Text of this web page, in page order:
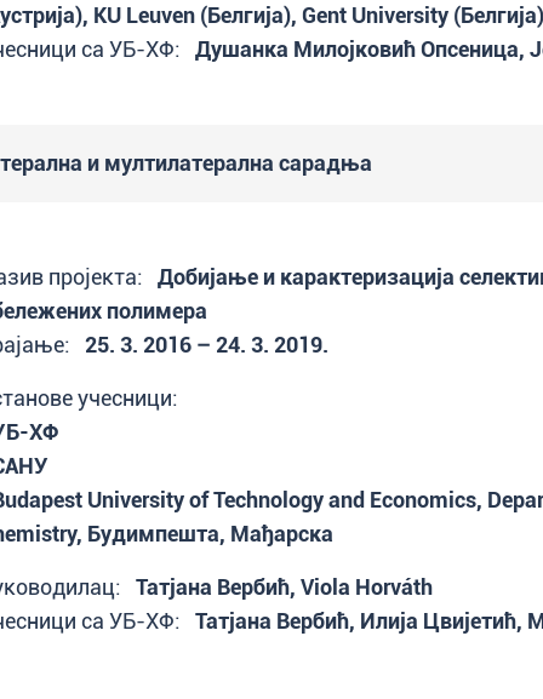
KU Leuven (Белгија), Gent University (Белгија)
са УБ-ХФ: Душанка Милојковић Опсеница,
и мултилатерална сарадња
пројекта: Добијање и карактеризација
полимера
25. 3. 2016 – 24. 3. 2019.
учесници:
ХФ
University of Technology and Economics,
Будимпешта, Мађарска
Татјана Вербић, Viola Horváth
са УБ-ХФ: Татјана Вербић, Илија